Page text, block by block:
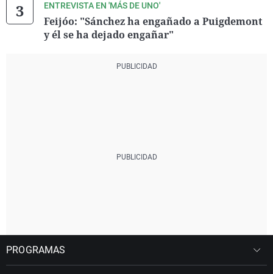
ENTREVISTA EN 'MÁS DE UNO'
Feijóo: "Sánchez ha engañado a Puigdemont
y él se ha dejado engañar"
PROGRAMAS